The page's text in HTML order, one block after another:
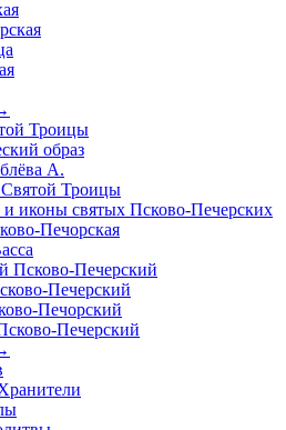
Троицы
образ
А.
Троицы
иконы святых Псково-Печерских
Печорская
Псково-Печерский
Печерский
Печорский
Печерский